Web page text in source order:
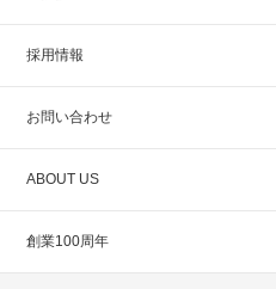
採用情報
お問い合わせ
ABOUT US
創業100周年